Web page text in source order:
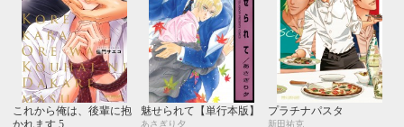
これから俺は、後輩に抱
魅せられて【単行本版】
あさぎり夕
プラチナパスタ
新田祐克